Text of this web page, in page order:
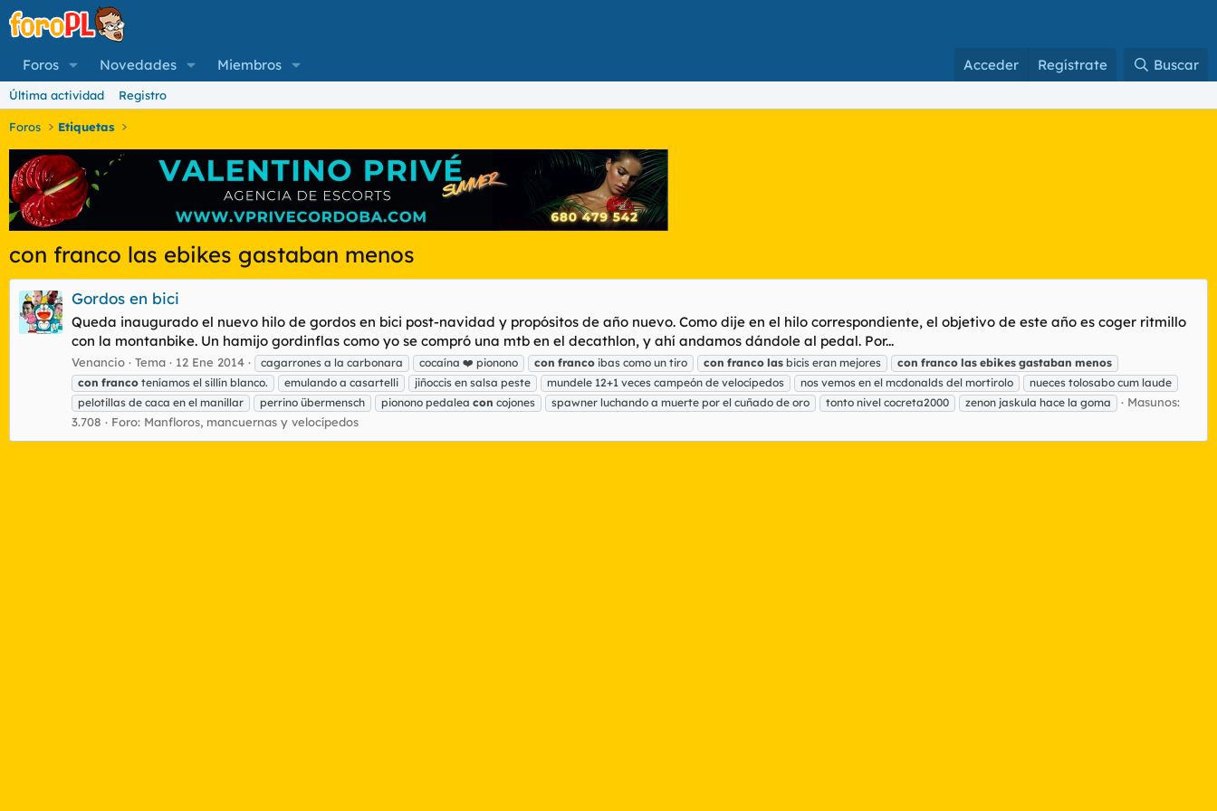
Foros Novedades Miembros Acceder Regístrate Buscar
Última actividad Registro
Foros Etiquetas
con franco las ebikes gastaban menos
Gordos en bici
Queda inaugurado el nuevo hilo de gordos en bici post-navidad y propósitos de año nuevo. Como dije en el hilo correspondiente, el objetivo de este año es coger ritmillo
con la montanbike. Un hamijo gordinflas como yo se compró una mtb en el decathlon, y ahí andamos dándole al pedal. Por...
Venancio Tema 12 Ene 2014 cagarrones a la carbonara cocaína ❤️ pionono con franco ibas como un tiro con franco las bicis eran mejores con franco las ebikes gastaban menos
con franco teníamos el sillín blanco. emulando a casartelli jiñoccis en salsa peste mundele 12+1 veces campeón de velocípedos nos vemos en el mcdonalds del mortirolo
nueces tolosabo cum laude
pelotillas de caca en el manillar
perrino übermensch pionono pedalea con cojones spawner luchando a muerte por el cuñado de oro tonto nivel cocreta2000 zenon jaskula hace la goma
Masunos:
3.708
Foro: Manfloros, mancuernas y velocípedos